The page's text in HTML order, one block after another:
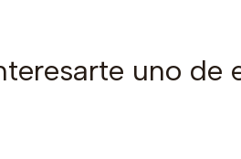
uno de